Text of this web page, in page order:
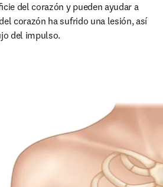
del corazón y pueden ayudar a
corazón ha sufrido una lesión, así
del impulso.